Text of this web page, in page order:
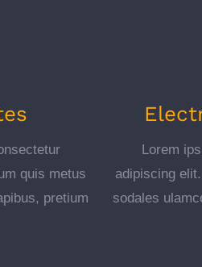
quis metus
pretium
Lorem
adipiscing
sodales